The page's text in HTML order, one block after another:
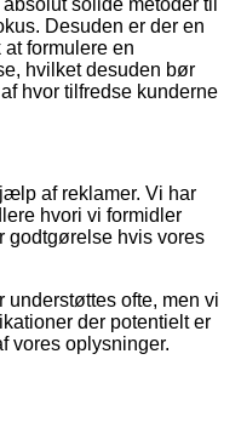
Desuden er der en
formulere en
hvilket desuden bør
hvor tilfredse kunderne
af reklamer. Vi har
hvori vi formidler
godtgørelse hvis vores
understøttes ofte, men vi
der potentielt er
vores oplysninger.